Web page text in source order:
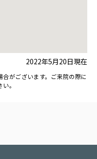
2022年5月20日現在
がございます。ご来院の際に
。